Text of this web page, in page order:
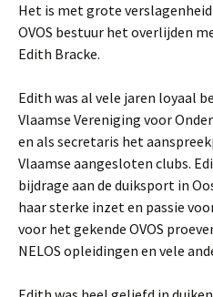
Het is met grote
OVOS bestuur het overlijden
Edith Bracke.
Edith was al vele jaren loyaal
Vlaamse Vereniging voor
en als secretaris het
Vlaamse aangesloten clubs.
bijdrage aan de duiksport in
haar sterke inzet en passie
voor het gekende OVOS
NELOS opleidingen en vele